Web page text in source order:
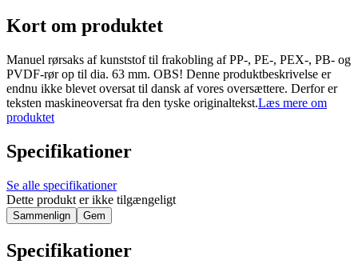
Kort om produktet
Manuel rørsaks af kunststof til frakobling af PP-, PE-, PEX-, PB- og
PVDF-rør op til dia. 63 mm. OBS! Denne produktbeskrivelse er
endnu ikke blevet oversat til dansk af vores oversættere. Derfor er
teksten maskineoversat fra den tyske originaltekst.Læs mere om
produktet
Specifikationer
Se alle specifikationer
Dette produkt er ikke tilgængeligt
Sammenlign Gem
Specifikationer